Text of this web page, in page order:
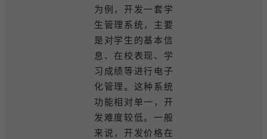
为例，开发一套学
生管理系统，主要
是对学生的基本信
息、在校表现、学
习成绩等进行电子
化管理。这种系统
功能相对单一，开
发难度较低。一般
来说，开发价格在